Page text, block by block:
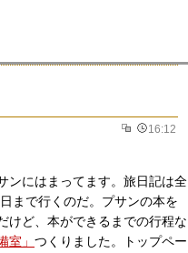
16:12
ンにはまってます。旅日記は全
まで行くのだ。プサンの本を
けど、本ができるまでの行程な
室」 つくりました。トップペー